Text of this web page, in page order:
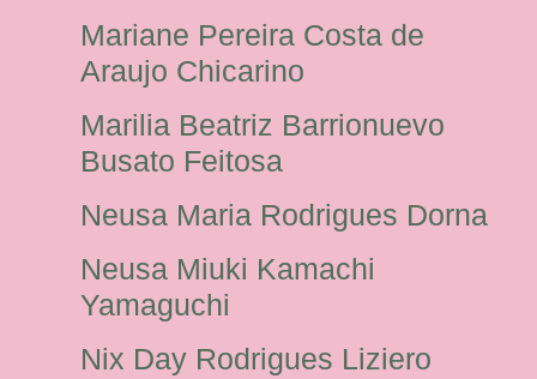
Mariane Pereira Costa de
Araujo Chicarino
Marilia Beatriz Barrionuevo
Busato Feitosa
Neusa Maria Rodrigues Dorna
Neusa Miuki Kamachi
Yamaguchi
Nix Day Rodrigues Liziero